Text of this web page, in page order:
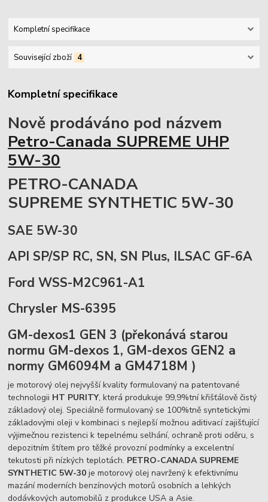
Kompletní specifikace
Související zboží 4
Kompletní specifikace
Nově prodáváno pod názvem
Petro-Canada SUPREME UHP
5W-30
PETRO-CANADA
SUPREME SYNTHETIC 5W-30
SAE 5W-30
API SP/SP RC, SN, SN Plus, ILSAC GF-6A
Ford WSS-M2C961-A1
Chrysler MS-6395
GM-dexos1 GEN 3 (překonává starou
normu GM-dexos 1, GM-dexos GEN2 a
normy GM6094M a GM4718M )
je motorový olej nejvyšší kvality formulovaný na patentované
technologii HT PURITY, která produkuje 99,9%tní křišťálově čistý
základový olej. Speciálně formulovaný se 100%tně syntetickými
základovými oleji v kombinaci s nejlepší možnou aditivací zajišťující
výjimečnou rezistenci k tepelnému selhání, ochraně proti oděru, s
depozitním štítem pro těžké provozní podmínky a excelentní
tekutosti při nízkých teplotách. PETRO-CANADA SUPREME
SYNTHETIC 5W-30je motorový olej navržený k efektivnímu
mazání moderních benzínových motorů osobních a lehkých
dodávkových automobilů z produkce USA a Asie.